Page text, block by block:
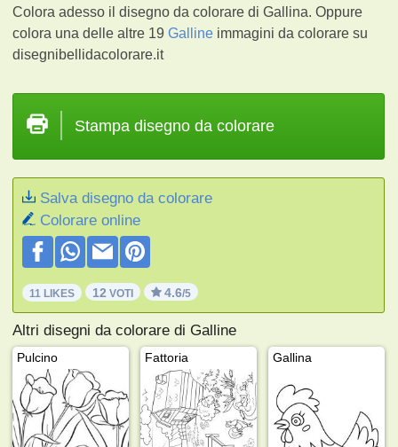
Colora adesso il disegno da colorare di Gallina. Oppure
colora una delle altre 19Galline immagini da colorare su
disegnibellidacolorare.it
Stampa disegno da colorare
Salva disegno da colorare
Colorare online
11 LIKES 12 VOTI 4.6/5
Altri disegni da colorare di Galline
Pulcino Fattoria Gallina